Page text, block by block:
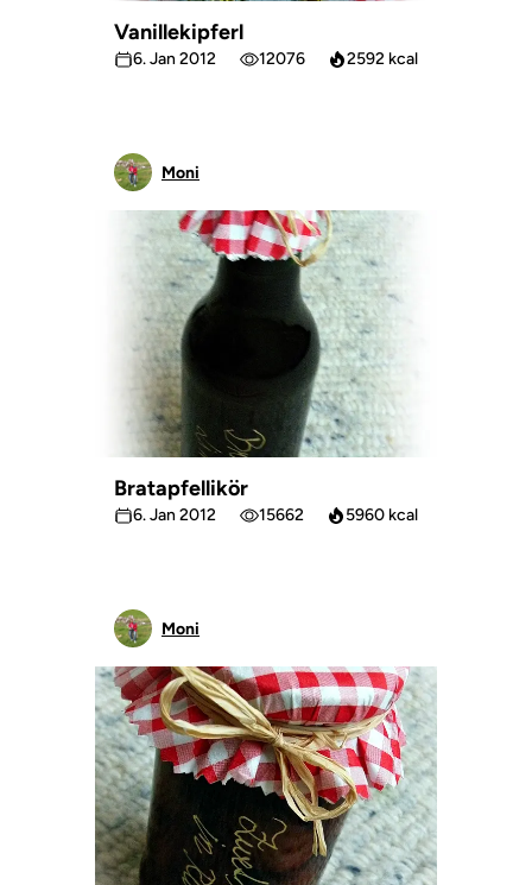
Vanillekipferl
6. Jan 2012 12076 2592 kcal
Moni
Bratapfellikör
6. Jan 2012 15662 5960 kcal
Moni